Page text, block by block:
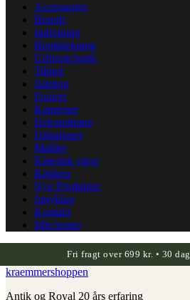
Accessories
Brands
Indretning
Borddækning
Udforsk butik
Tilbud
Juleting
Figurer
Kameraer
Dekorationer
Diktafoner
Møbler
Kinesisk varer
Køkken
Nye Produkter
Smykker
Kontakt
Min konto
Fri fragt over 699 kr. • 30
kraemmershoppen
Antik og Royal 20 års erfaring